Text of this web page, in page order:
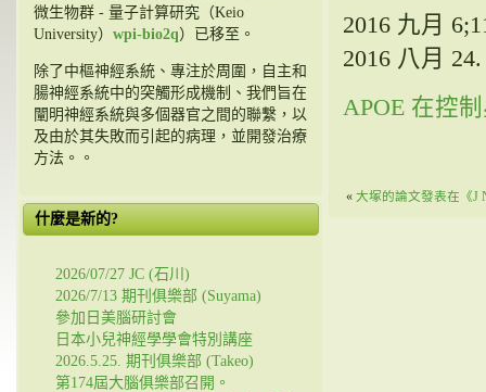
微生物群 - 量子計算研究（Keio
University） wpi-bio2q）已移至。
除了中樞神經系統、專注於周圍，自主和
腸神經系統中的突觸形成機制、我們旨在
闡明神經系統與多個器官之間的聯繫，以
及由於其失敗而引起的病理，並開發治療
方法。。
什麼是新的?
2026/07/27 JC (石川)
2026/7/13 期刊俱樂部 (Suyama)
參加日美腦研討會
日本小兒神經學學會特別講座
2026.5.25. 期刊俱樂部 (Takeo)
第174屆大腦俱樂部召開。
2016 九月
2016 八月 24.
APOE 在控
« 大塚的論文發表在《J